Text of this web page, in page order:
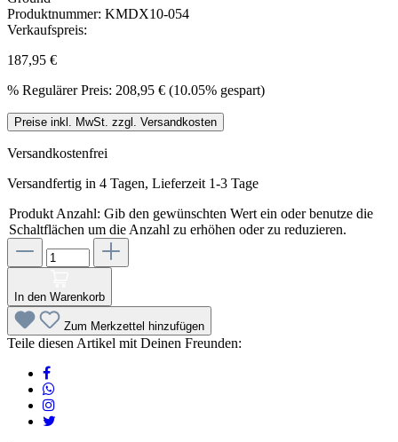
Produktnummer: KMDX10-054
Verkaufspreis:
187,95 €
% Regulärer Preis: 208,95 € (10.05% gespart)
Preise inkl. MwSt. zzgl. Versandkosten
Versandkostenfrei
Versandfertig in 4 Tagen, Lieferzeit 1-3 Tage
Produkt Anzahl: Gib den gewünschten Wert ein oder benutze die
Schaltflächen um die Anzahl zu erhöhen oder zu reduzieren.
In den Warenkorb
Zum Merkzettel hinzufügen
Teile diesen Artikel mit Deinen Freunden: